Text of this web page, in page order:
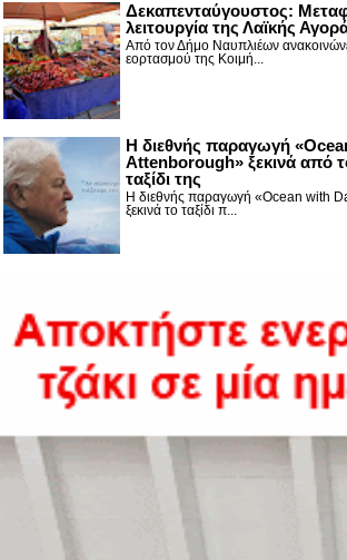
Δεκαπενταύγουστος:
λειτουργία της Λαϊκής
Από τον Δήμο Ναυπλιέων
εορτασμού της Κοιμή...
Η διεθνής παραγωγή
Attenborough» ξεκινά από
ταξίδι της
Η διεθνής παραγωγή «Ocean with
ξεκινά το ταξίδι π...